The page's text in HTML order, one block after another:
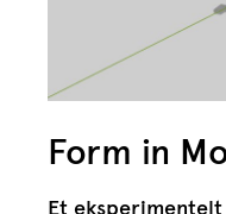
Form in
Et